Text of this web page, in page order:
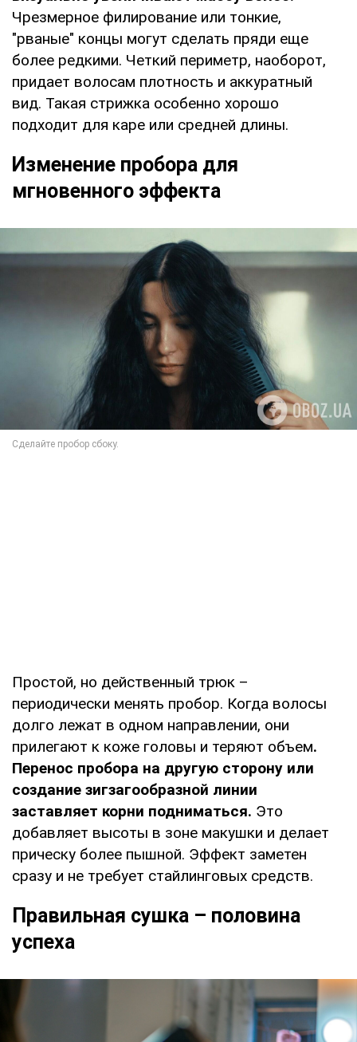
Чрезмерное филирование или тонкие,
"рваные" концы могут сделать пряди еще
более редкими. Четкий периметр, наоборот,
придает волосам плотность и аккуратный
вид. Такая стрижка особенно хорошо
подходит для каре или средней длины.
Изменение пробора для
мгновенного эффекта
Простой, но действенный трюк –
периодически менять пробор. Когда волосы
долго лежат в одном направлении, они
прилегают к коже головы и теряют объем.
Перенос пробора на другую сторону или
создание зигзагообразной линии
заставляет корни подниматься. Это
добавляет высоты в зоне макушки и делает
прическу более пышной. Эффект заметен
сразу и не требует стайлинговых средств.
Правильная сушка – половина
успеха